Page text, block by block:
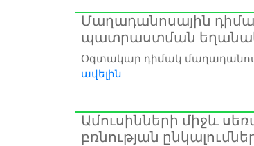
Մաղադանոսային
պատրաստման
Օգտակար դիմակ
ավելին
Ամուսինների միջև
բռնության